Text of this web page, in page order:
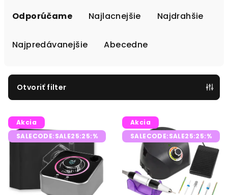
p
r
o
d
Odporúčame Najlacnejšie Najdrahšie
Najpredávanejšie Abecedne
Otvoriť filter
V
ý
p
p
Akcia
SALECODE:SALE25:25:%
Akcia
SALECODE:SALE25:25:%